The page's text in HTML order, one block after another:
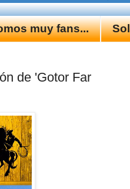
muy fans...
de 'Gotor Far